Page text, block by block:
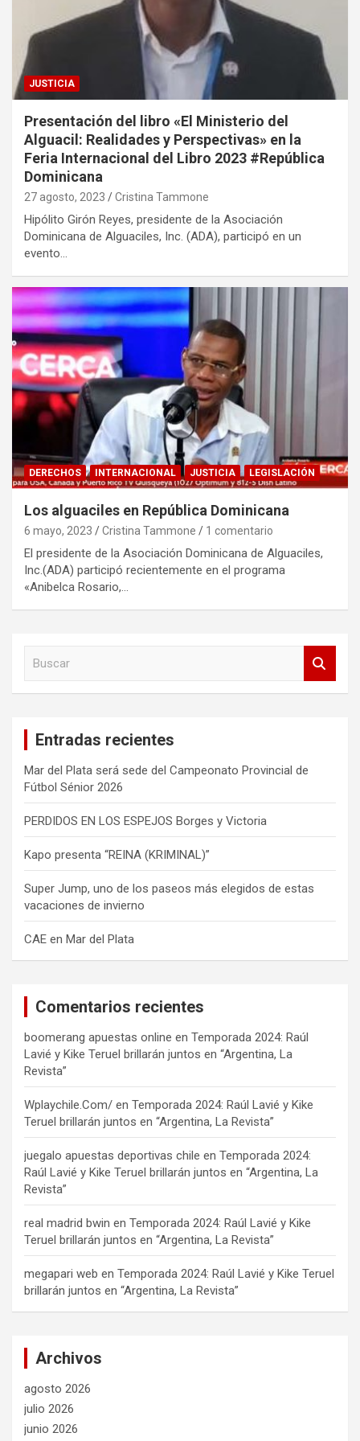
JUSTICIA
Presentación del libro «El Ministerio del
Alguacil: Realidades y Perspectivas» en la
Feria Internacional del Libro 2023 #República
Dominicana
27 agosto, 2023 Cristina Tammone
Hipólito Girón Reyes, presidente de la Asociación
Dominicana de Alguaciles, Inc. (ADA), participó en un
evento…
DERECHOS INTERNACIONAL JUSTICIA LEGISLACIÓN
Los alguaciles en República Dominicana
6 mayo, 2023 Cristina Tammone 1 comentario
El presidente de la Asociación Dominicana de Alguaciles,
Inc.(ADA) participó recientemente en el programa
«Anibelca Rosario,…
Entradas recientes
Mar del Plata será sede del Campeonato Provincial de
Fútbol Sénior 2026
PERDIDOS EN LOS ESPEJOS Borges y Victoria
Kapo presenta “REINA (KRIMINAL)”
Super Jump, uno de los paseos más elegidos de estas
vacaciones de invierno
CAE en Mar del Plata
Comentarios recientes
boomerang apuestas online en Temporada 2024: Raúl
Lavié y Kike Teruel brillarán juntos en “Argentina, La
Revista”
Wplaychile.Com/ en Temporada 2024: Raúl Lavié y Kike
Teruel brillarán juntos en “Argentina, La Revista”
juegalo apuestas deportivas chile en Temporada 2024:
Raúl Lavié y Kike Teruel brillarán juntos en “Argentina, La
Revista”
real madrid bwin en Temporada 2024: Raúl Lavié y Kike
Teruel brillarán juntos en “Argentina, La Revista”
megapari web en Temporada 2024: Raúl Lavié y Kike Teruel
brillarán juntos en “Argentina, La Revista”
Archivos
agosto 2026
julio 2026
junio 2026